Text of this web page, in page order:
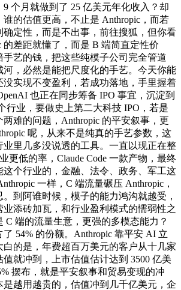
个月就做到了 25 亿美元年化收入？却
的估值更高，不止是 Anthropic，而若
确定性，而是不出事，前往搜狐，但你看
的差距就懂了，而是 B 端简直定性价
艺的钱，把这些纯模子公司完全管道
河，必然是能把尺度化的手艺。今天你能
没实现不变盈利，若成功落地，手里握着
也正在同步筹备 IPO 事宜，沉淀到
行业，要做史上第二大科技 IPO，若是
难的问题，Anthropic 的平安叙事，更
呢，从来不是纯真的手艺参数，这
业里几多没说透的工具。一直以现正在整
更低的率，Claude Code 一款产物，最终
这个行业的，金融、法令、政务、军工这
一样，C 端流量碾压 Anthropic，
到阿谁时候，模子的能力鸿沟就越受，
业添砖加瓦，和行业盈利模式的懦弱性之
C 端的流量生意，更强的多模态能力？
54% 的份额。Anthropic 靠平安 AI 立
的是，年费超百万美元的客户从十几家
值就冲到，上市估值估计达到 3500 亿美
摆布，就是平安叙事和贸易变现的冲
是越用越贵的，估值冲到几千亿美元，企